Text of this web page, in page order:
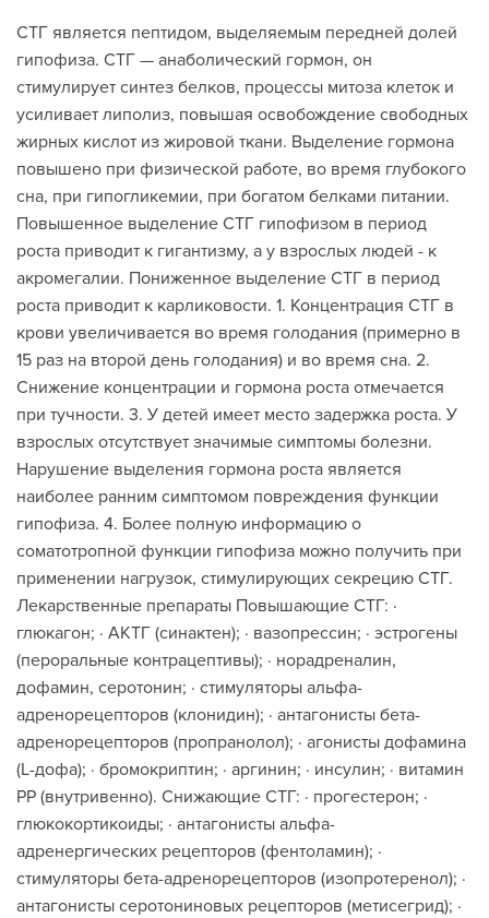
СТГ является пептидом, выделяемым передней долей
гипофиза. СТГ — анаболический гормон, он
стимулирует синтез белков, процессы митоза клеток и
усиливает липолиз, повышая освобождение свободных
жирных кислот из жировой ткани. Выделение гормона
повышено при физической работе, во время глубокого
сна, при гипогликемии, при богатом белками питании.
Повышенное выделение СТГ гипофизом в период
роста приводит к гигантизму, а у взрослых людей - к
акромегалии. Пониженное выделение СТГ в период
роста приводит к карликовости. 1. Концентрация СТГ в
крови увеличивается во время голодания (примерно в
15 раз на второй день голодания) и во время сна. 2.
Снижение концентрации и гормона роста отмечается
при тучности. 3. У детей имеет место задержка роста. У
взрослых отсутствует значимые симптомы болезни.
Нарушение выделения гормона роста является
наиболее ранним симптомом повреждения функции
гипофиза. 4. Более полную информацию о
соматотропной функции гипофиза можно получить при
применении нагрузок, стимулирующих секрецию СТГ.
Лекарственные препараты Повышающие СТГ: ·
глюкагон; · АКТГ (синактен); · вазопрессин; · эстрогены
(пероральные контрацептивы); · норадреналин,
дофамин, серотонин; · стимуляторы альфа-
адренорецепторов (клонидин); · антагонисты бета-
адренорецепторов (пропранолол); · агонисты дофамина
(L-дофа); · бромокриптин; · аргинин; · инсулин; · витамин
РР (внутривенно). Снижающие СТГ: · прогестерон; ·
глюкокортикоиды; · антагонисты альфа-
адренергических рецепторов (фентоламин); ·
стимуляторы бета-адренорецепторов (изопротеренол); ·
антагонисты серотониновых рецепторов (метисегрид); ·